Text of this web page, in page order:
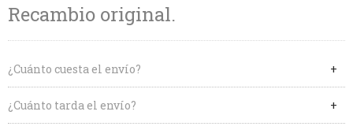
Recambio original.
¿Cuánto cuesta el envío?
¿Cuánto tarda el envío?